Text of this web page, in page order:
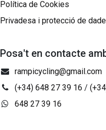
Política de Cookies
Privadesa i protecció de
Posa't en contacte
rampicycling@gmail.com
(+34) 648 27 39 16 /
648 27 39 16